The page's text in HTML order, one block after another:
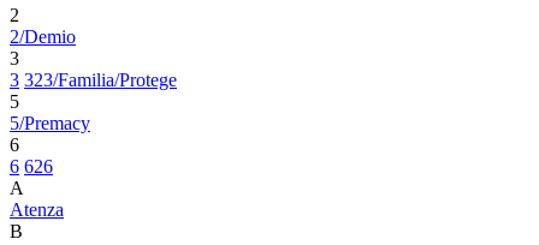
2
2/Demio
3
3 323/Familia/Protege
5
5/Premacy
6
6 626
A
Atenza
B